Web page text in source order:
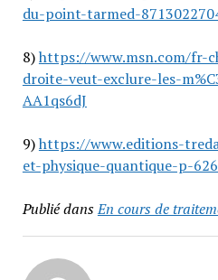
du-point-tarmed-
8)https://www.msn.com/fr-
droite-veut-exclure-les-
AA1qs6dJ
9)https://www.editions-
et-physique-quantique-p-
Publié dansEn cours de